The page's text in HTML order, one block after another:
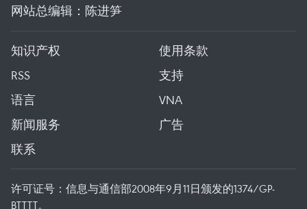
网站总编辑：陈进笋
知识产权
使用条款
RSS
支持
语言
VNA
新闻服务
广告
联系
许可证号：信息与通信部2008年9月11日颁发的1374/GP-
BTTTT。